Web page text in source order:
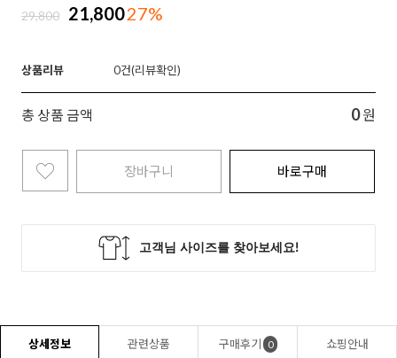
29,800 21,80027%
상품리뷰 0
총 상품 금액 0 원
장바구니 바로구매
상세정보 관련상품 구매후기 0 쇼핑안내